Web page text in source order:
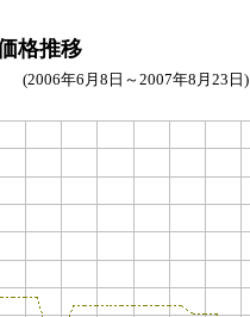
格推移
(2006年6月8日～2007年8月23日)